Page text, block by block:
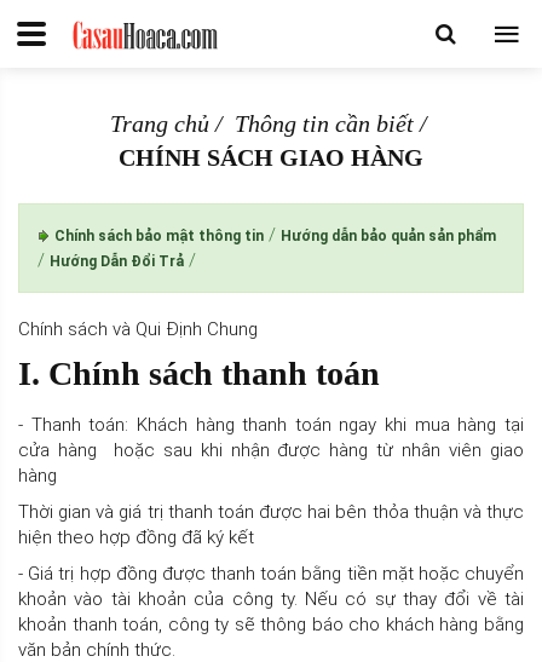
Trang chủ
Thông tin cần biết
CHÍNH SÁCH GIAO HÀNG
Chính sách bảo mật thông tin / Hướng dẫn bảo quản sản phẩm
/ Hướng Dẫn Đổi Trả /
Chính sách và Qui Định Chung
I. Chính sách thanh toán
- Thanh toán: Khách hàng thanh toán ngay khi mua hàng tại
cửa hàng hoặc sau khi nhận được hàng từ nhân viên giao
hàng
Thời gian và giá trị thanh toán được hai bên thỏa thuận và thực
hiện theo hợp đồng đã ký kết
- Giá trị hợp đồng được thanh toán bằng tiền mặt hoặc chuyển
khoản vào tài khoản của công ty. Nếu có sự thay đổi về tài
khoản thanh toán, công ty sẽ thông báo cho khách hàng bằng
văn bản chính thức.